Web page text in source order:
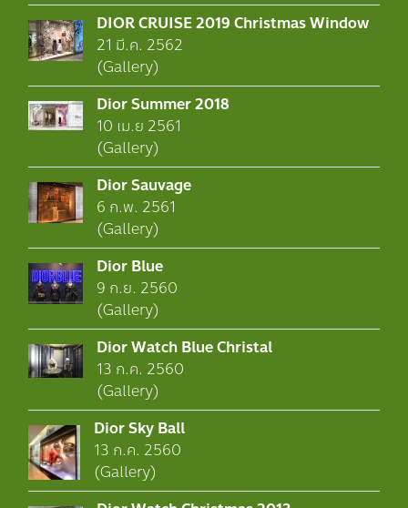
DIOR CRUISE 2019 Christmas Window
21 มี.ค. 2562
(Gallery)
Dior Summer 2018
10 เม.ย 2561
(Gallery)
Dior Sauvage
6 ก.พ. 2561
(Gallery)
Dior Blue
9 ก.ย. 2560
(Gallery)
Dior Watch Blue Christal
13 ก.ค. 2560
(Gallery)
Dior Sky Ball
13 ก.ค. 2560
(Gallery)